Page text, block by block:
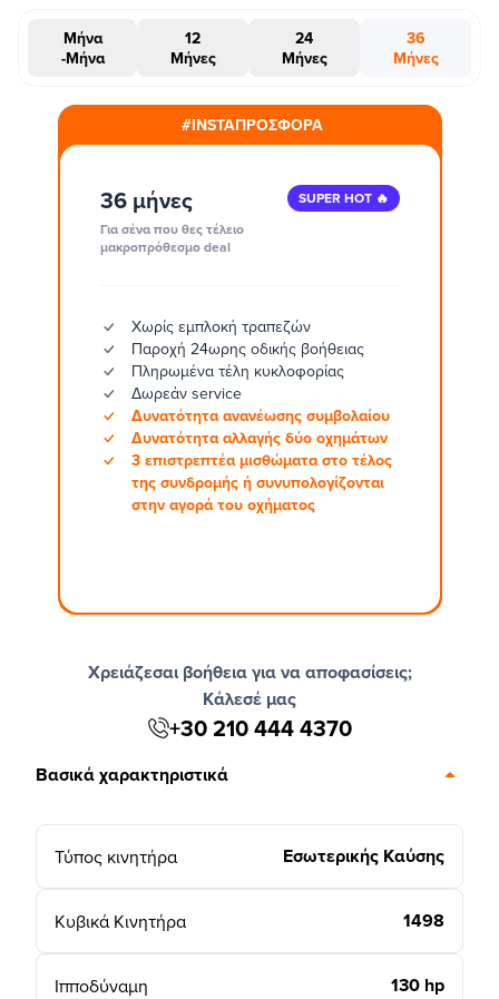
Μήνα
-Μήνα
12
Μήνες
24
Μήνες
36
Μήνες
#INSTAΠΡΟΣΦΟΡΑ
36 μήνες
Για σένα που θες τέλειο
μακροπρόθεσμο deal
SUPER HOT 🔥
Χωρίς εμπλοκή τραπεζών
Παροχή 24ωρης οδικής βοήθειας
Πληρωμένα τέλη κυκλοφορίας
Δωρεάν service
Δυνατότητα ανανέωσης συμβολαίου
Δυνατότητα αλλαγής δύο οχημάτων
3 επιστρεπτέα μισθώματα στο τέλος
της συνδρομής ή συνυπολογίζονται
στην αγορά του οχήματος
Χρειάζεσαι βοήθεια για να αποφασίσεις;
Κάλεσέ μας
+30 210 444 4370
Βασικά χαρακτηριστικά
Τύπος κινητήρα Εσωτερικής Καύσης
Κυβικά Κινητήρα 1498
Ιπποδύναμη 130 hp